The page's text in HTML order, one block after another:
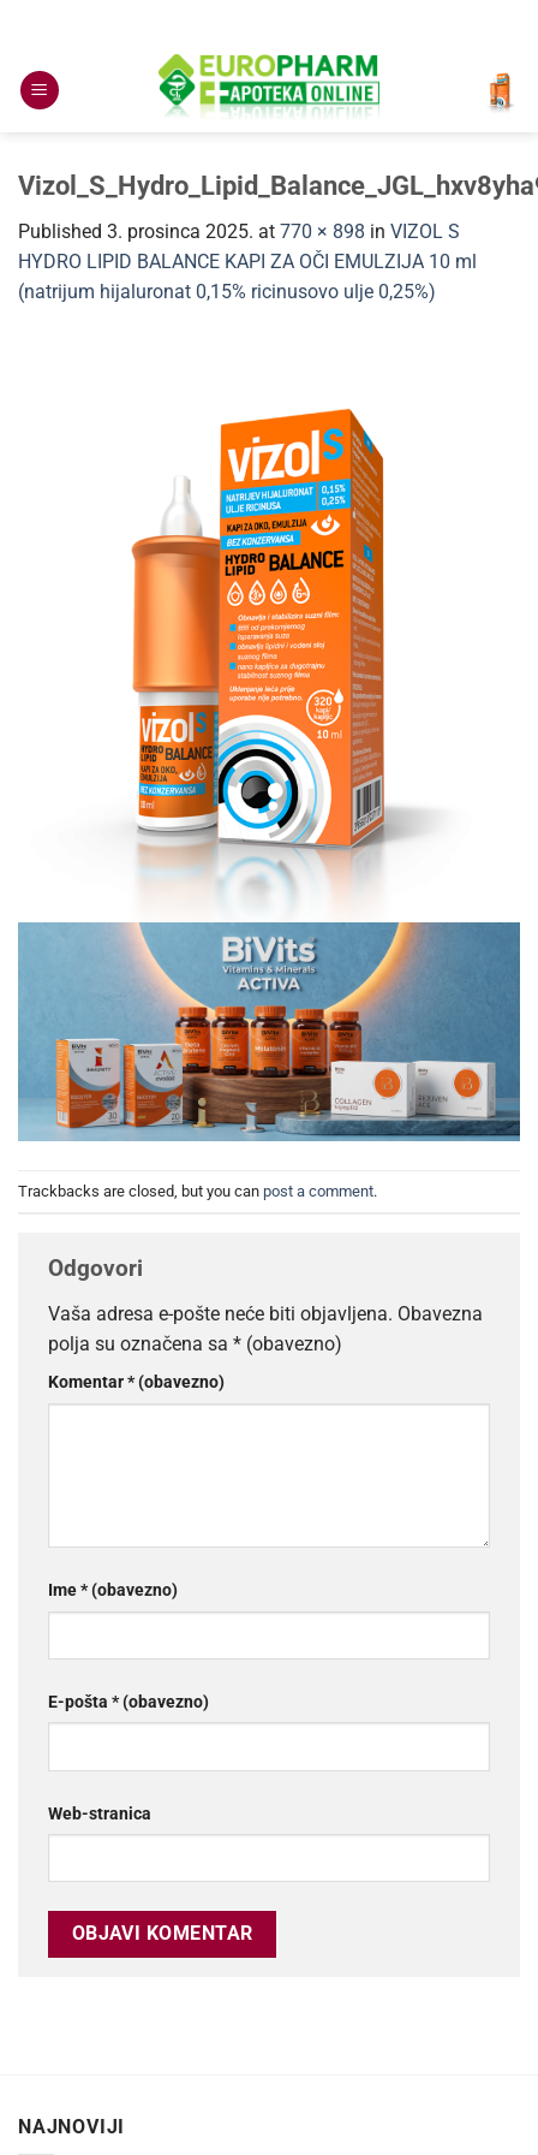
content
Published 3. prosinca 2025. at 770 × 898 in VIZOL S
HYDRO LIPID BALANCE KAPI ZA OČI EMULZIJA 10 ml
(natrijum hijaluronat 0,15% ricinusovo ulje 0,25%)
Trackbacks are closed, but you can post a comment.
Odgovori
Vaša adresa e-pošte neće biti objavljena. Obavezna
polja su označena sa * (obavezno)
Komentar* (obavezno)
Ime* (obavezno)
E-pošta * (obavezno)
Web-stranica
NAJNOVIJI